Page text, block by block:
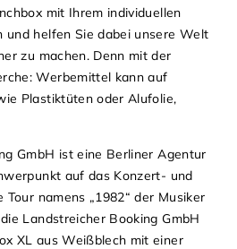
mit Ihrem individuellen
und helfen Sie dabei unsere Welt
zu machen. Denn mit der
Werbemittel kann auf
Plastiktüten oder Alufolie,
GmbH ist eine Berliner Agentur
auf das Konzert- und
namens „1982“ der Musiker
Landstreicher Booking GmbH
XL aus Weißblech mit einer